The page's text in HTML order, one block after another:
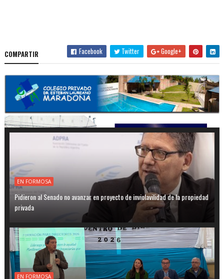
COMPARTIR Facebook Twitter Google+
EN FORMOSA
Pidieron al Senado no avanzar en proyecto de inviolavilidad de la propiedad
privada
EN FORMOSA